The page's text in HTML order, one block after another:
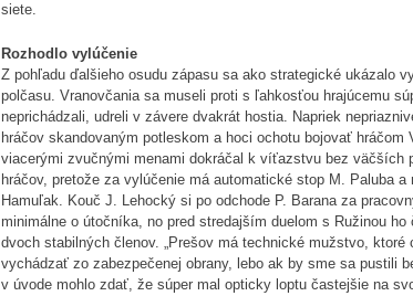
siete.
Rozhodlo vylúčenie
Z pohľadu ďalšieho osudu zápasu sa ako strategické ukázalo
polčasu. Vranovčania sa museli proti s ľahkosťou hrajúcemu
neprichádzali, udreli v závere dvakrát hostia. Napriek
hráčov skandovaným potleskom a hoci ochotu bojovať
viacerými zvučnými menami dokráčal k víťazstvu bez väčších
hráčov, pretože za vylúčenie má automatické stop M. Paluba
Hamuľak. Kouč J. Lehocký si po odchode P. Barana za
minimálne o útočníka, no pred stredajším duelom s Ružinou
dvoch stabilných členov. „Prešov má technické mužstvo,
vychádzať zo zabezpečenej obrany, lebo ak by sme sa pustili
v úvode mohlo zdať, že súper mal opticky loptu častejšie na